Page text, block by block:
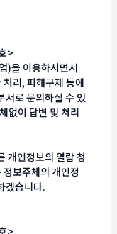
>
)을 이용하시면서
리, 피해구제 등에
서로 문의하실 수 있
없이 답변 및 처리
개인정보의 열람 청
보주체의 개인정
겠습니다.